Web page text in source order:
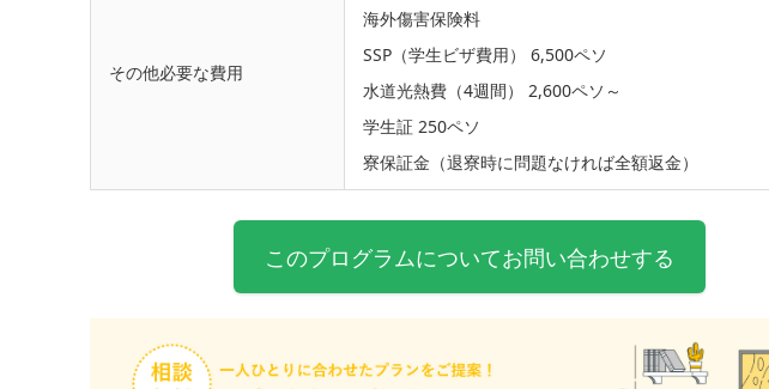
その他必要な費用
海外傷害保険料
SSP（学生ビザ費用） 6,500ペソ
水道光熱費（4週間） 2,600ペソ～
学生証 250ペソ
寮保証金（退寮時に問題なければ全額返金）
このプログラムについてお問い合わせする